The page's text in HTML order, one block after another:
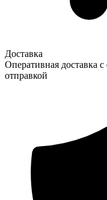
Доставка
Оперативная доставка
отправкой